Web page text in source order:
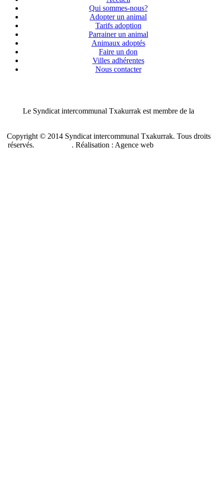
Qui sommes-nous?
Adopter un animal
Tarifs adoption
Parrainer un animal
Animaux adoptés
Faire un don
Villes adhérentes
Nous contacter
Le Syndicat intercommunal Txakurrak est membre de la
Copyright © 2014 Syndicat intercommunal Txakurrak. Tous droits
réservés.
. Réalisation : Agence web